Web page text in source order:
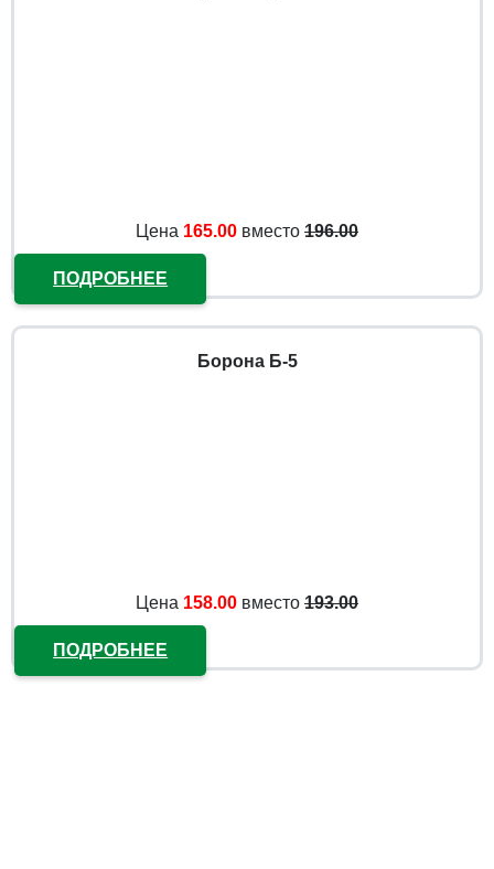
Цена 165.00 вместо 196.00
ПОДРОБНЕЕ
Борона Б-5
Цена 158.00 вместо 193.00
ПОДРОБНЕЕ